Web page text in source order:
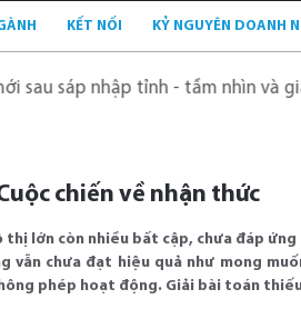
KẾT NỐI KỶ NGUYÊN DOANH
nhập tỉnh - tầm nhìn và giải pháp
chiến về nhận thức
thị lớn còn nhiều bất cập, chưa đáp
vẫn chưa đạt hiệu quả như mong
phép hoạt động. Giải bài toán